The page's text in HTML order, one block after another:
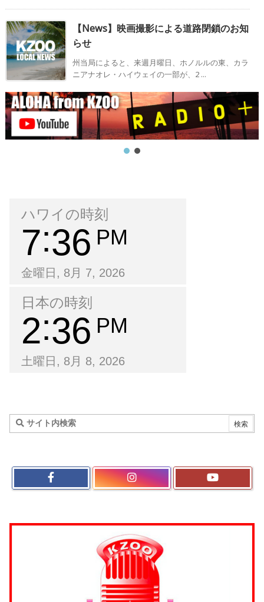
【News】映画撮影による道路閉鎖のお知
らせ
州当局によると、来週月曜日、ホノルルの東、カラ
ニアナオレ・ハイウェイの一部が、2 ...
ハワイの時刻
7 36 PM
金曜日, 8月 7, 2026
日本の時刻
2 36 PM
土曜日, 8月 8, 2026